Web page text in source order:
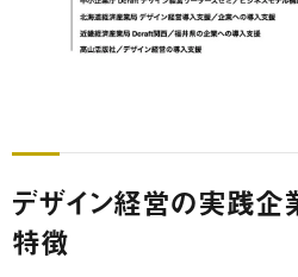
デザイン経営の実践企
特徴